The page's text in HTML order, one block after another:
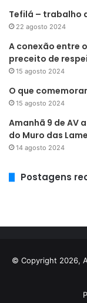
Tefilá – trabalho
22 agosto 2024
A conexão entre
preceito de
15 agosto 2024
O que
15 agosto 2024
Amanhã 9 de AV
do Muro das
14 agosto 2024
Postagens
© Copyright 2026,